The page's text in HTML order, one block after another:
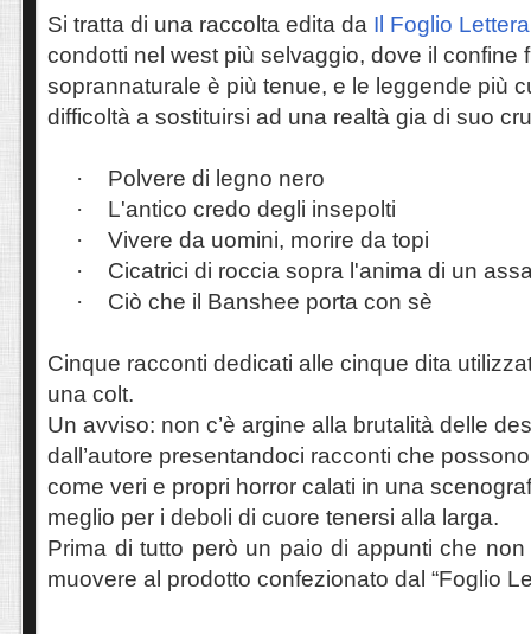
Si tratta di una raccolta edita da Il Foglio
condotti nel west più selvaggio, dove il confine
soprannaturale è più tenue, e le leggende più
difficoltà a sostituirsi ad una realtà gia di suo
·
Polvere di legno nero
·
L'antico credo degli insepolti
·
Vivere da uomini, morire da topi
·
Cicatrici di roccia sopra l'anima di un
·
Ciò che il Banshee porta con sè
Cinque racconti dedicati alle cinque dita
una colt.
Un avviso: non c’è argine alla brutalità delle
dall’autore presentandoci racconti che
come veri e propri horror calati in una
meglio per i deboli di cuore tenersi alla larga.
Prima di tutto però un paio di appunti che
muovere al prodotto confezionato dal “Foglio